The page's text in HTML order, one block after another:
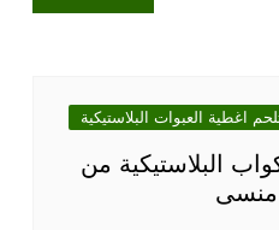
اغطية العبوات البلاستيكية
البلاستيكية من
منسى